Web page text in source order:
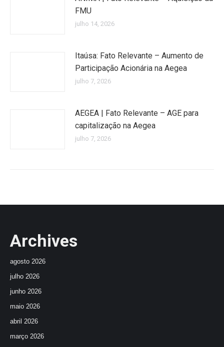
FMU
julho 14, 2026
Itaúsa: Fato Relevante – Aumento de
Participação Acionária na Aegea
julho 7, 2026
AEGEA | Fato Relevante – AGE para
capitalização na Aegea
julho 7, 2026
Archives
agosto 2026
julho 2026
junho 2026
maio 2026
abril 2026
março 2026